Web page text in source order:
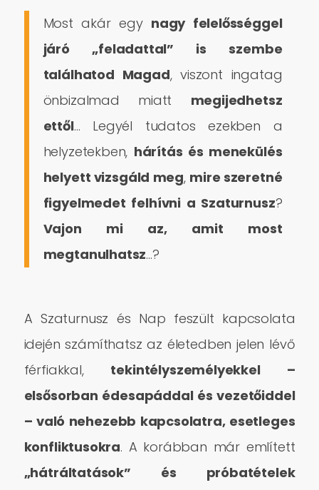
Most akár egy nagy felelősséggel
járó „feladattal” is szembe
találhatod Magad, viszont ingatag
önbizalmad miatt megijedhetsz
ettől… Legyél tudatos ezekben a
helyzetekben, hárítás és menekülés
helyett vizsgáld meg, mire szeretné
figyelmedet felhívni a Szaturnusz?
Vajon mi az, amit most
megtanulhatsz…?
A Szaturnusz és Nap feszült kapcsolata
idején számíthatsz az életedben jelen lévő
férfiakkal, tekintélyszemélyekkel –
elsősorban édesapáddal és vezetőiddel
– való nehezebb kapcsolatra, esetleges
konfliktusokra. A korábban már említett
„hátráltatások” és próbatételek